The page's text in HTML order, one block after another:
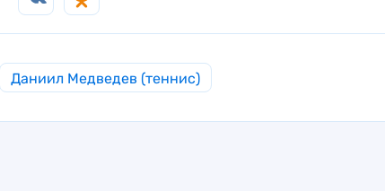
Даниил Медведев (теннис)